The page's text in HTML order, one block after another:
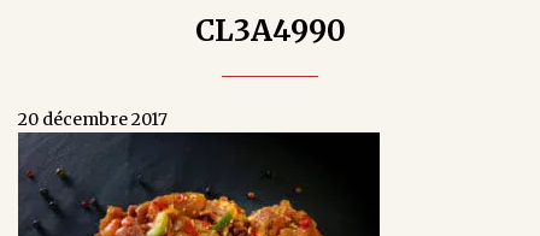
CL3A4990
20 décembre 2017